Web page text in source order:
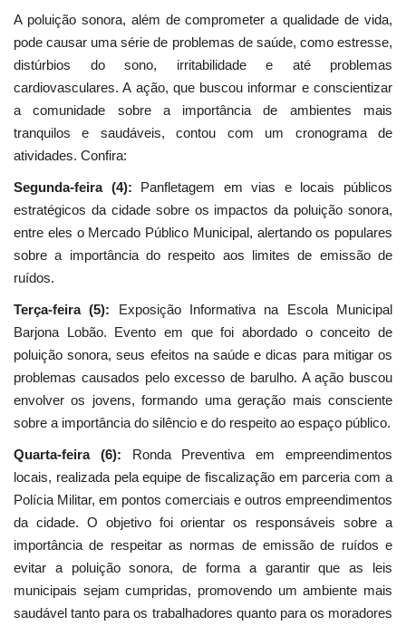
A poluição sonora, além de comprometer a qualidade de vida,
pode causar uma série de problemas de saúde, como estresse,
distúrbios do sono, irritabilidade e até problemas
cardiovasculares. A ação, que buscou informar e conscientizar
a comunidade sobre a importância de ambientes mais
tranquilos e saudáveis, contou com um cronograma de
atividades. Confira:
Segunda-feira (4): Panfletagem em vias e locais públicos
estratégicos da cidade sobre os impactos da poluição sonora,
entre eles o Mercado Público Municipal, alertando os populares
sobre a importância do respeito aos limites de emissão de
ruídos.
Terça-feira (5): Exposição Informativa na Escola Municipal
Barjona Lobão. Evento em que foi abordado o conceito de
poluição sonora, seus efeitos na saúde e dicas para mitigar os
problemas causados pelo excesso de barulho. A ação buscou
envolver os jovens, formando uma geração mais consciente
sobre a importância do silêncio e do respeito ao espaço público.
Quarta-feira (6): Ronda Preventiva em empreendimentos
locais, realizada pela equipe de fiscalização em parceria com a
Polícia Militar, em pontos comerciais e outros empreendimentos
da cidade. O objetivo foi orientar os responsáveis sobre a
importância de respeitar as normas de emissão de ruídos e
evitar a poluição sonora, de forma a garantir que as leis
municipais sejam cumpridas, promovendo um ambiente mais
saudável tanto para os trabalhadores quanto para os moradores